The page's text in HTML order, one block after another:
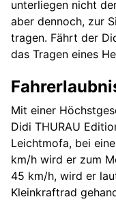
unterliegen nicht
aber dennoch, zur
tragen. Fährt der
das Tragen eines
Mit einer
Didi THURAU
Leichtmofa, bei
km/h wird er zum
45 km/h, wird er
Kleinkraftrad